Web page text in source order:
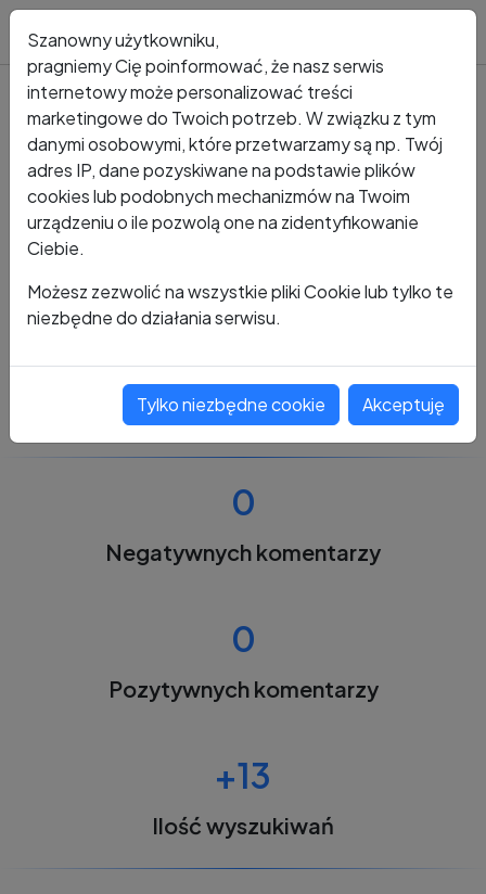
Kto dzwonił? Numer +48 796 504 238
+48 796 504 238
0
Negatywnych komentarzy
0
Pozytywnych komentarzy
+13
Ilość wyszukiwań
Szanowny użytkowniku,
pragniemy Cię poinformować, że nasz serwis
internetowy może personalizować treści
marketingowe do Twoich potrzeb. W związku z tym
danymi osobowymi, które przetwarzamy są np. Twój
adres IP, dane pozyskiwane na podstawie plików
cookies lub podobnych mechanizmów na Twoim
urządzeniu o ile pozwolą one na zidentyfikowanie
Ciebie.
Możesz zezwolić na wszystkie pliki Cookie lub tylko te
niezbędne do działania serwisu.
Tylko niezbędne cookie Akceptuję